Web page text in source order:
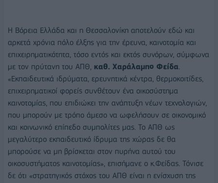
Η Βόρεια Ελλάδα και η Θεσσαλονίκη αποτελούν εδώ και
αρκετά χρόνια πόλο έλξης για την έρευνα, καινοτομία και
επιχειρηματικότητα, τόσο εντός και εκτός συνόρων, σύμφωνα
με τον πρύτανη του ΑΠΘ, καθ. Χαράλαμπο Φείδα.
«Εκπαιδευτικά ιδρύματα, ερευνητικά κέντρα, θερμοκοιτίδες,
επιχειρηματικοί φορείς συνθέτουν ένα οικοσύστημα
καινοτομίας, που επιδιώκει την ανάπτυξη νέων τεχνολογιών,
που μπορούν με τρόπο άμεσο να ωφελήσουν σε οικονομικό
και κοινωνικό επίπεδο συμπολίτες μας. Το ΑΠΘ ως
μεγαλύτερο εκπαιδευτικό ίδρυμα της χώρας δε θα
μπορούσε να μη βρίσκεται στον πυρήνα αυτού του
οικοσυστήματος καινοτομίας», επισήμανε ο κ.Φείδας. Τόνισε
δε ότι «στρατηγικός στόχος του ΑΠΘ είναι η ενίσχυση της